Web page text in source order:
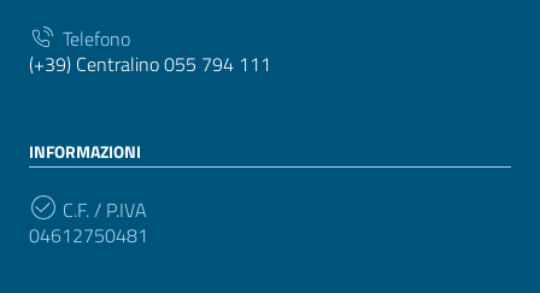
Telefono
(+39) Centralino 055 794 111
INFORMAZIONI
C.F. / P.IVA
04612750481